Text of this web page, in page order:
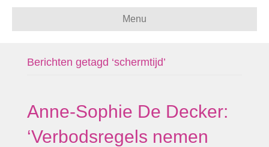
Menu
Berichten getagd ‘schermtijd’
Anne-Sophie De Decker:
‘Verbodsregels nemen